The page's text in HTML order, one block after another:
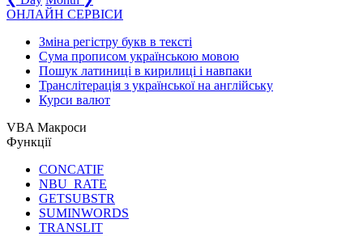
ОНЛАЙН СЕРВІСИ
Зміна регістру букв в тексті
Сума прописом українською мовою
Пошук латиниці в кирилиці і навпаки
Транслітерація з української на англійську
Курси валют
VBA Макроси
Функції
CONCATIF
NBU_RATE
GETSUBSTR
SUMINWORDS
TRANSLIT